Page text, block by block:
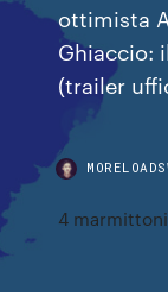
ottimista
Ghiaccio:
(trailer
4